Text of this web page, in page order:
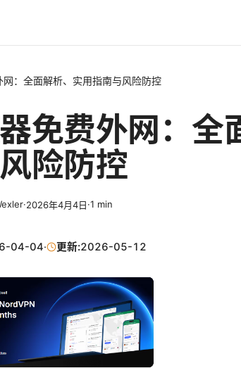
网：全面解析、实用指南与风险防控
免费外网：全
险防控
·2026年4月4日·1 min
04-04· 更新:2026-05-12